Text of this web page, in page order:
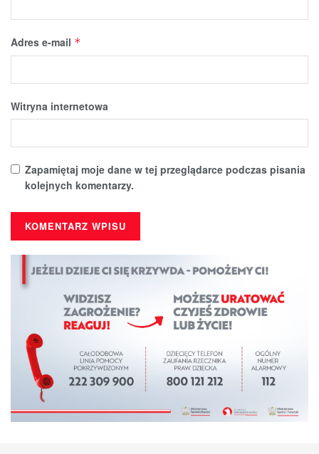
Adres e-mail *
Witryna internetowa
Zapamiętaj moje dane w tej przeglądarce podczas pisania
kolejnych komentarzy.